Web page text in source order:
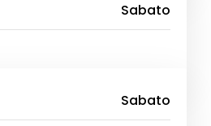
Sabato
Sabato